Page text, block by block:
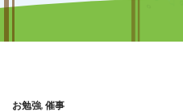
お勉強, 催事